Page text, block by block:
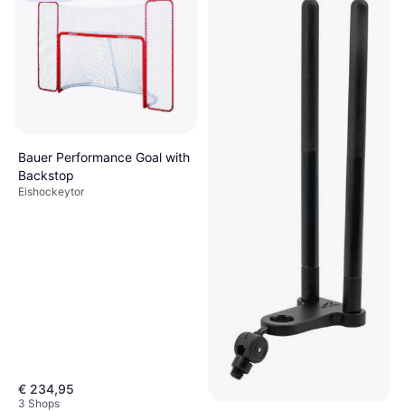
Bauer Performance Goal with
Backstop
Eishockeytor
€ 234,95
3 Shops